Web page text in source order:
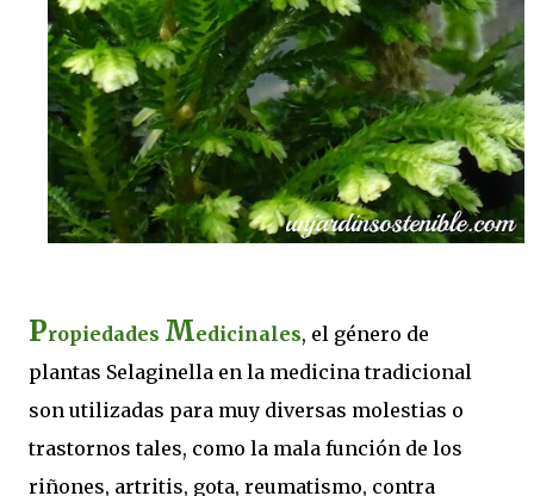
Propiedades Medicinales, el género de
plantas Selaginella en la medicina tradicional
son utilizadas para muy diversas molestias o
trastornos tales, como la mala función de los
riñones, artritis, gota, reumatismo, contra